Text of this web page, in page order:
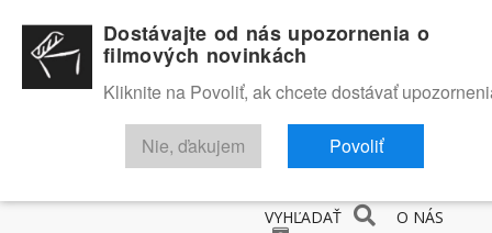
RECENZIE TRAILERY FILMOVÁ DATABÁZA
VYHĽADAŤ O NÁS
Dostávajte od nás upozornenia o
filmových novinkách
Kliknite na Povoliť, ak chcete dostávať
Nie, ďakujem Povoliť